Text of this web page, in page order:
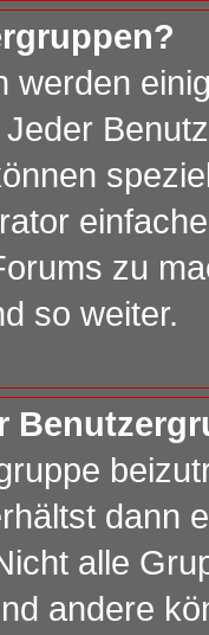
werden
zu
so weiter.
dann
alle
andere